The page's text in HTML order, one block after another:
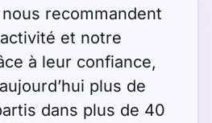
recommandent
et notre
à leur confiance,
plus de
dans plus de 40